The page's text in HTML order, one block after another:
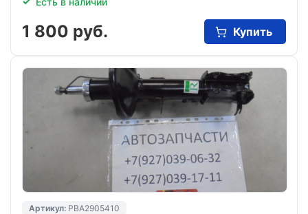
1 800 руб. Купить
Артикул: PBA2905410